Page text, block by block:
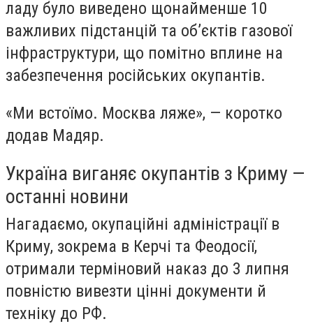
ладу було виведено щонайменше 10
важливих підстанцій та об’єктів газової
інфраструктури, що помітно вплине на
забезпечення російських окупантів.
«Ми встоїмо. Москва ляже», — коротко
додав Мадяр.
Україна виганяє окупантів з Криму —
останні новини
Нагадаємо, окупаційні адміністрації в
Криму, зокрема в Керчі та Феодосії,
отримали терміновий наказ до 3 липня
повністю вивезти цінні документи й
техніку до РФ.